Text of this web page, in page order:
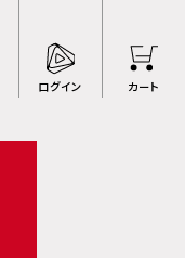
ログイン カート